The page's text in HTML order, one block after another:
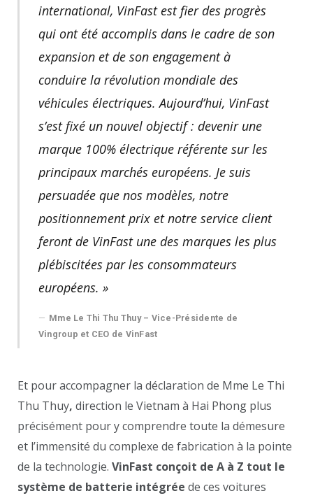
international, VinFast est fier des progrès
qui ont été accomplis dans le cadre de son
expansion et de son engagement à
conduire la révolution mondiale des
véhicules électriques. Aujourd’hui, VinFast
s’est fixé un nouvel objectif : devenir une
marque 100% électrique référente sur les
principaux marchés européens. Je suis
persuadée que nos modèles, notre
positionnement prix et notre service client
feront de VinFast une des marques les plus
plébiscitées par les consommateurs
européens. »
Mme Le Thi Thu Thuy – Vice-Présidente de
Vingroup et CEO de VinFast
Et pour accompagner la déclaration de Mme Le Thi
Thu Thuy, direction le Vietnam à Hai Phong plus
précisément pour y comprendre toute la démesure
et l’immensité du complexe de fabrication à la pointe
de la technologie. VinFast conçoit de A à Z tout le
système de batterie intégrée de ces voitures